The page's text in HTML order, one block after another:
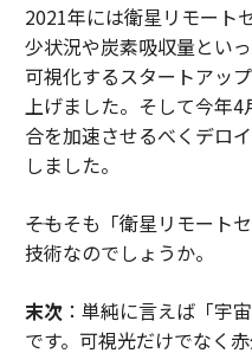
2021年には衛星リモート
少状況や炭素吸収量とい
可視化するスタートアッ
上げました。そして今年
合を加速させるべくデロ
しました。
――そもそも「衛星リモー
技術なのでしょうか。
末次：単純に言えば「宇
です。可視光だけでなく